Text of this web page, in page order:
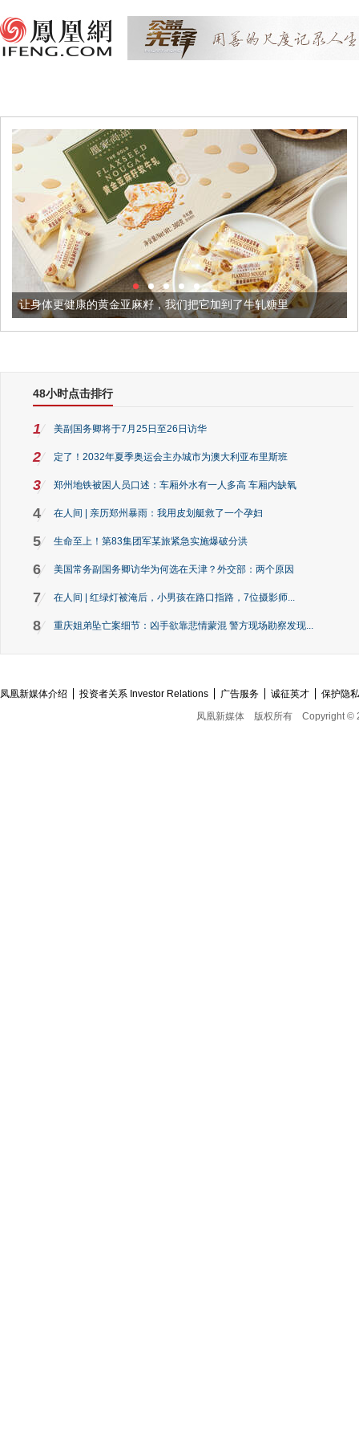
金亚麻籽，我们把它加到了牛轧糖里 被列入佛家七宝的
48小时点击排行
1 美副国务卿将于7月25日至26日访华
2 定了！2032年夏季奥运会主办城市为澳大利亚布里斯班
3 郑州地铁被困人员口述：车厢外水有一人多高 车厢内缺氧
4 在人间 | 亲历郑州暴雨：我用皮划艇救了一个孕妇
5 生命至上！第83集团军某旅紧急实施爆破分洪
6 美国常务副国务卿访华为何选在天津？外交部：两个原因
7 在人间 | 红绿灯被淹后，小男孩在路口指路，7位摄影师...
8 重庆姐弟坠亡案细节：凶手欲靠悲情蒙混 警方现场勘察发现...
凤凰新媒体介绍 投资者关系 Investor Relations 广告服务 诚征英才
保护隐
凤凰新媒体
版权所有 Copyright ©